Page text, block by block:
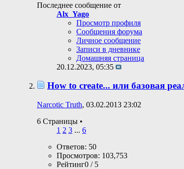
Последнее сообщение от
Alx_Yago
Просмотр профиля
Сообщения форума
Личное сообщение
Записи в дневнике
Домашняя страница
20.12.2023, 05:35
How to create... или базовая
Narcotic Truth, 03.02.2013 23:02
6 Страницы •
1 2 3 ... 6
Ответов: 50
Просмотров: 103,753
Рейтинг0 / 5